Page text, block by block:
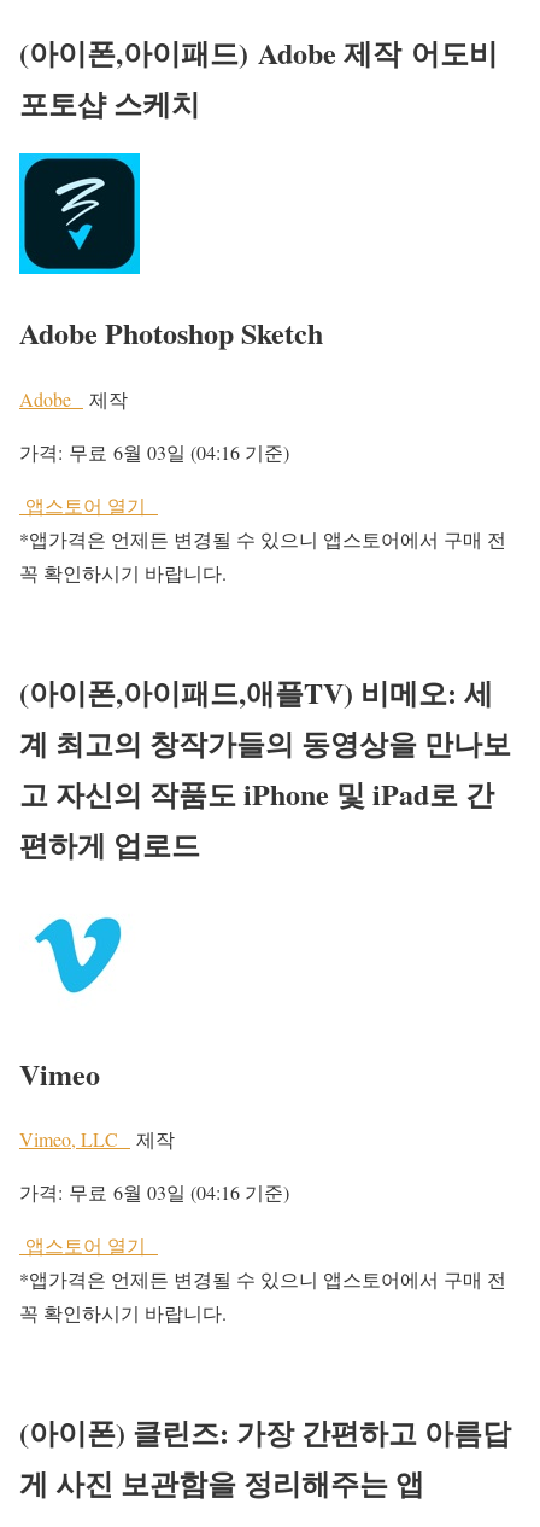
(아이폰,아이패드) Adobe 제작어도비
포토샵 스케치
Adobe Photoshop Sketch
Adobe 제작
가격: 무료 6월 03일 (04:16 기준)
앱스토어 열기
*앱가격은 언제든 변경될 수 있으니 앱스토어에서 구매 전
꼭 확인하시기 바랍니다.
(아이폰,아이패드,애플TV) 비메오: 세
계 최고의 창작가들의 동영상을 만나보
고 자신의 작품도 iPhone 및 iPad로 간
편하게 업로드
Vimeo
Vimeo, LLC 제작
가격: 무료 6월 03일 (04:16 기준)
앱스토어 열기
*앱가격은 언제든 변경될 수 있으니 앱스토어에서 구매 전
꼭 확인하시기 바랍니다.
(아이폰) 클린즈: 가장 간편하고 아름답
게 사진 보관함을 정리해주는 앱